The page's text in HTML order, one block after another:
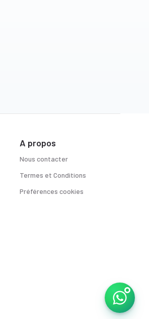
A propos
Nous contacter
Termes et Conditions
Préférences cookies